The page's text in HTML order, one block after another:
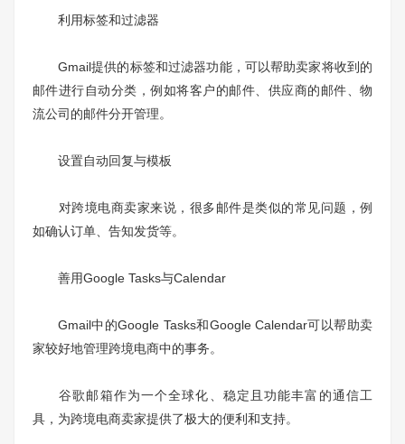
利用标签和过滤器
Gmail提供的标签和过滤器功能，可以帮助卖家将收到的
邮件进行自动分类，例如将客户的邮件、供应商的邮件、物
流公司的邮件分开管理。
设置自动回复与模板
对跨境电商卖家来说，很多邮件是类似的常见问题，例
如确认订单、告知发货等。
善用Google Tasks与Calendar
Gmail中的Google Tasks和Google Calendar可以帮助卖
家较好地管理跨境电商中的事务。
谷歌邮箱作为一个全球化、稳定且功能丰富的通信工
具，为跨境电商卖家提供了极大的便利和支持。